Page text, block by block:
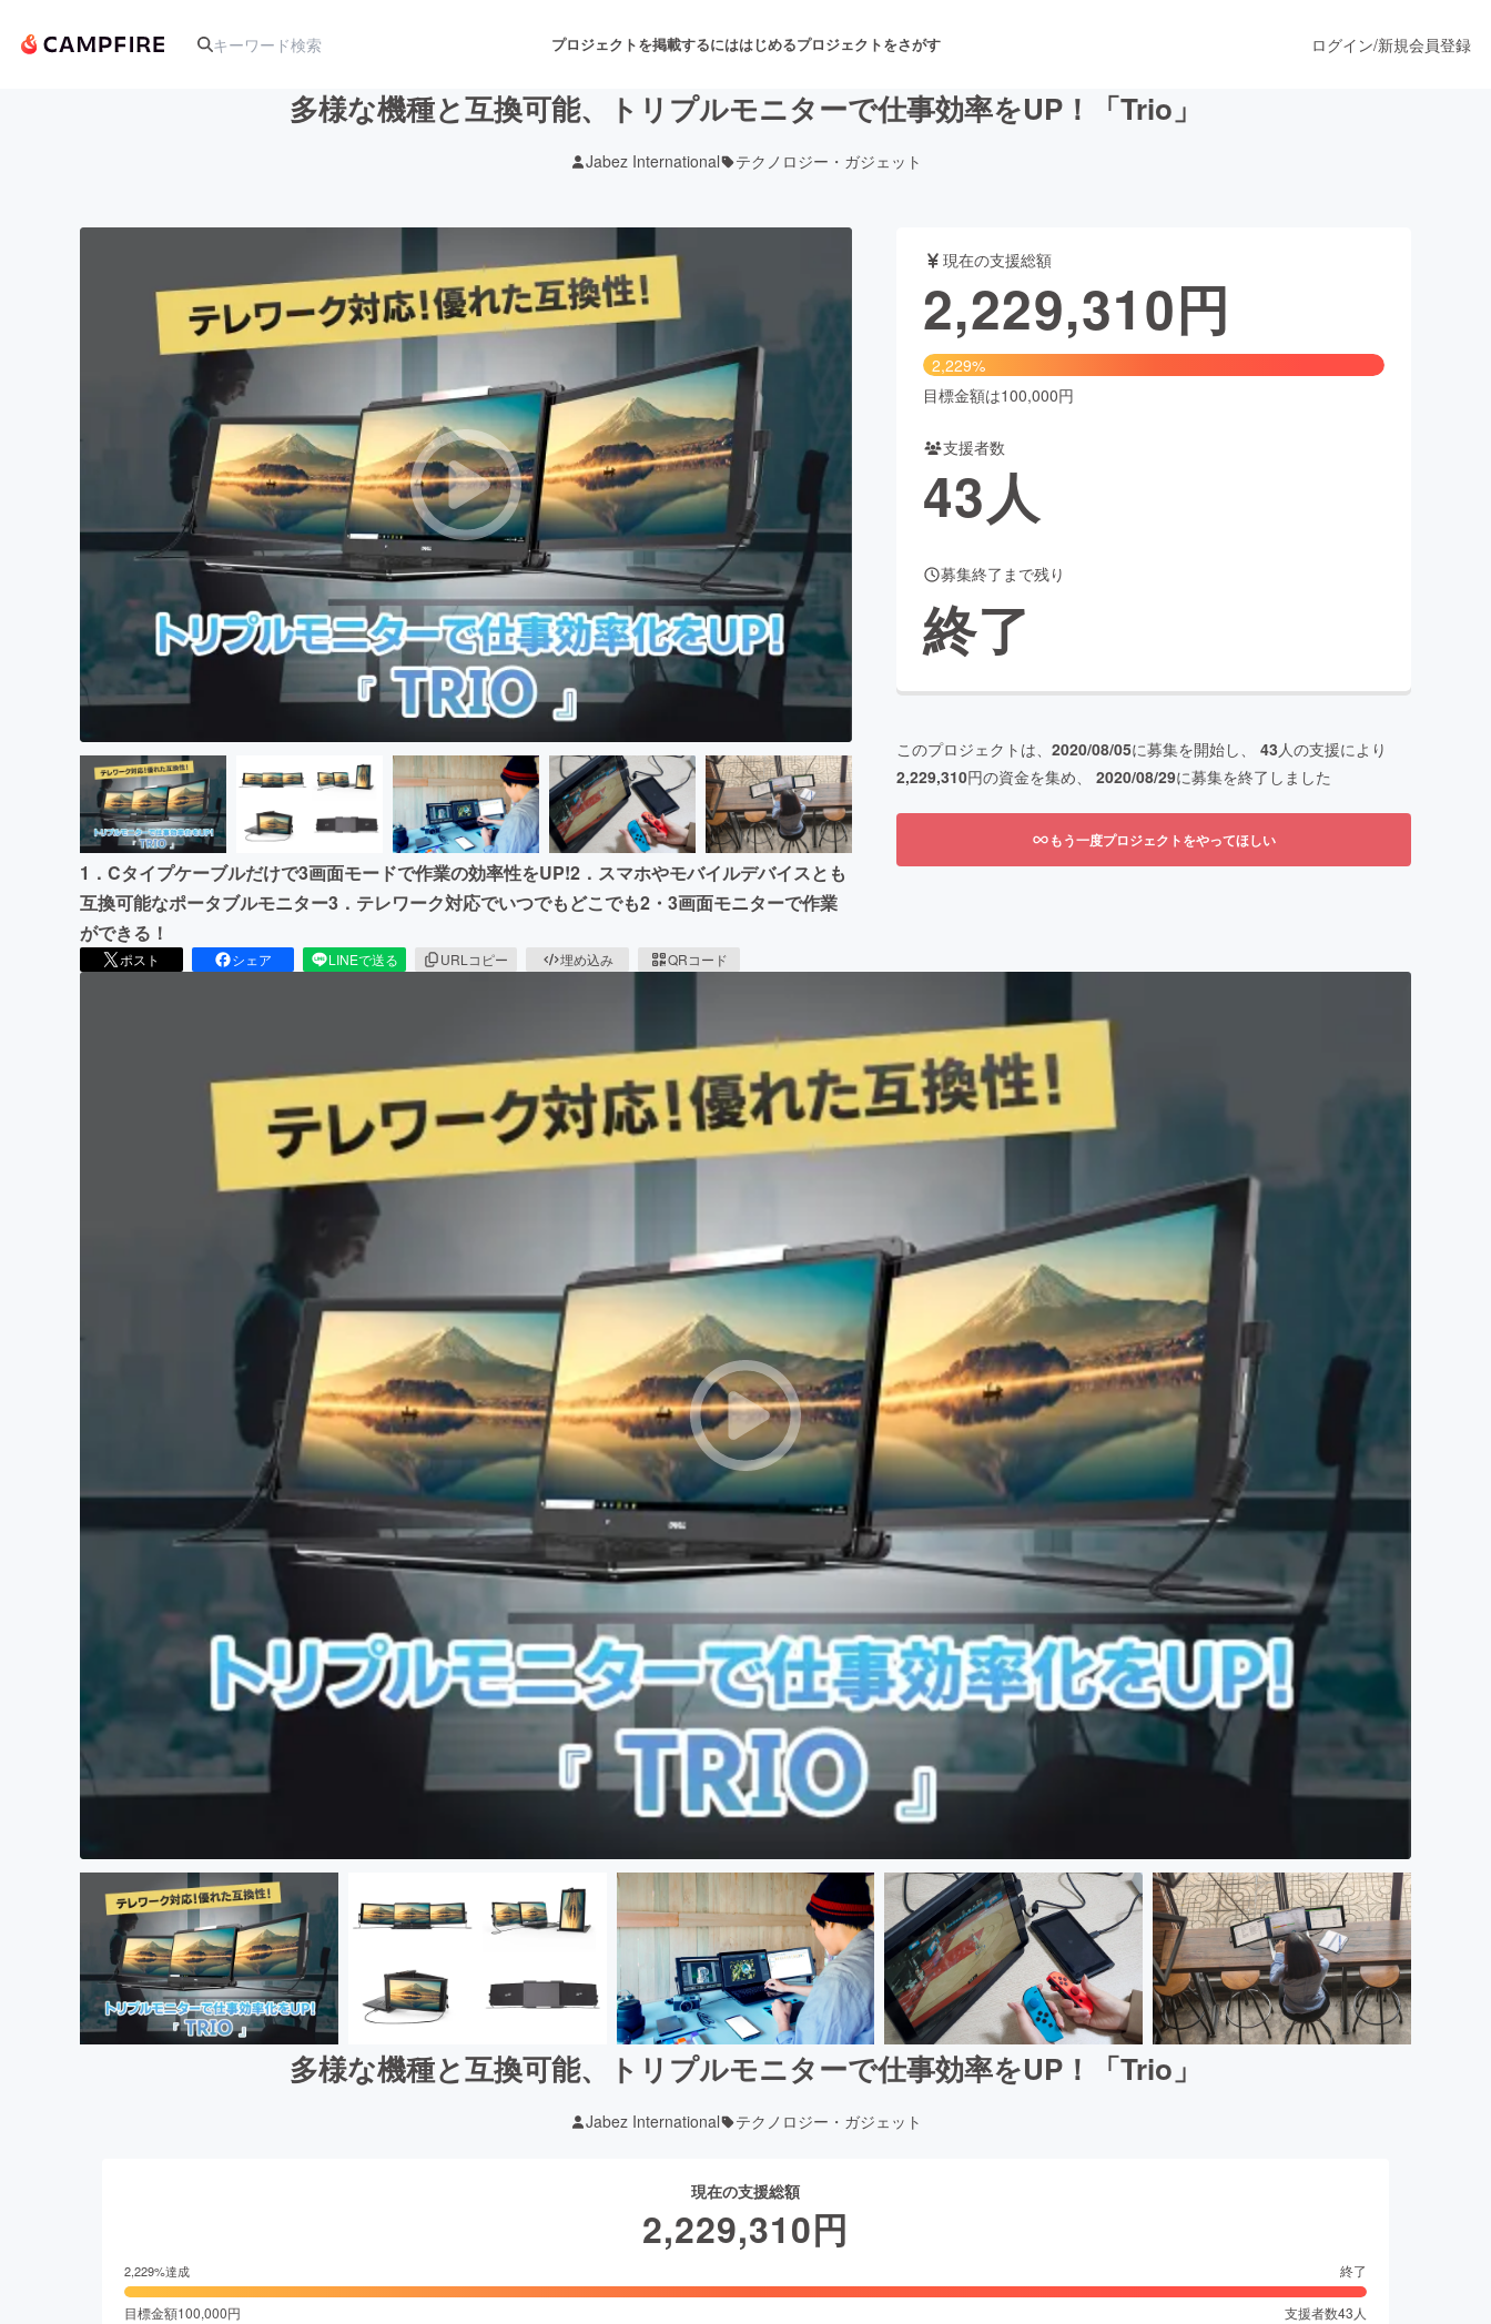
プロジェクトを掲載するにははじめるプロジェクトをさがす
音楽 舞台・パフォーマンス
テクノロジー・ガジェット ゲーム・サービス開発 フード・飲食店 ファッション
映像・映画 書籍・雑誌出版
ビジネス・起業 チャレンジ ビューティー・ヘルスケア
まちづくり・地域活性化
CAMPFIRE for Social GoodCAMPFIRE Creation
CAMPFIREふるさと納税machi-ya コミュニティ
ログイン/新規会員登録
多様な機種と互換可能、トリプルモニターで仕事効率をUP！「Trio」
Jabez International テクノロジー・ガジェット
1．Cタイプケーブルだけで3画面モードで作業の効率性をUP!2．スマホやモバイルデバイスとも
互換可能なポータブルモニター3．テレワーク対応でいつでもどこでも2・3画面モニターで作業
ができる！
ポスト シェア LINEで送る URLコピー 埋め込み QRコード
現在の支援総額
2,229,310円
2,229%
目標金額は100,000円
支援者数
43人
募集終了まで残り
終了
このプロジェクトは、 2020/08/05に募集を開始し、 43人の支援により
2,229,310円の資金を集め、 2020/08/29に募集を終了しました
もう一度プロジェクトをやってほしい
多様な機種と互換可能、トリプルモニターで仕事効率をUP！「Trio」
Jabez International テクノロジー・ガジェット
現在の支援総額
2,229,310円
2,229%達成 終了
目標金額100,000円 支援者数43 人